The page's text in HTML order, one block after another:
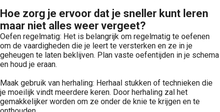
Hoe zorg je ervoor dat je sneller kunt leren
maar niet alles weer vergeet?
Oefen regelmatig: Het is belangrijk om regelmatig te oefenen
om de vaardigheden die je leert te versterken en ze in je
geheugen te laten beklijven. Plan vaste oefentijden in je schema
en houd je eraan.
Maak gebruik van herhaling: Herhaal stukken of technieken die
je moeilijk vindt meerdere keren. Door herhaling zal het
gemakkelijker worden om ze onder de knie te krijgen en te